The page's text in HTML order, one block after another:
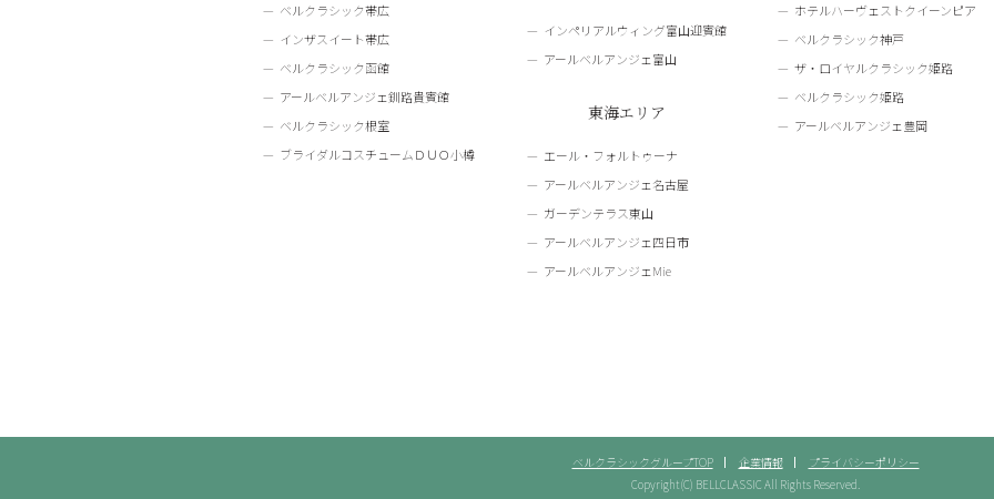
ベルクラシック帯広
インザスイート帯広
ベルクラシック函館
アールベルアンジェ釧路貴賓館
ベルクラシック根室
ブライダルコスチュームＤＵＯ小樽
インペリアルウィング富山迎賓館
アールベルアンジェ富山
東海エリア
エール・フォルトゥーナ
アールベルアンジェ名古屋
ガーデンテラス東山
アールベルアンジェ四日市
アールベルアンジェMie
ホテルハーヴェストクイーンピア
ベルクラシック神戸
ザ・ロイヤルクラシック姫路
ベルクラシック姫路
アールベルアンジェ豊岡
ベルクラシックグループTOP 企業情報
プライバシーポリシー
Copyright(C) BELLCLASSIC All Rights Reserved.